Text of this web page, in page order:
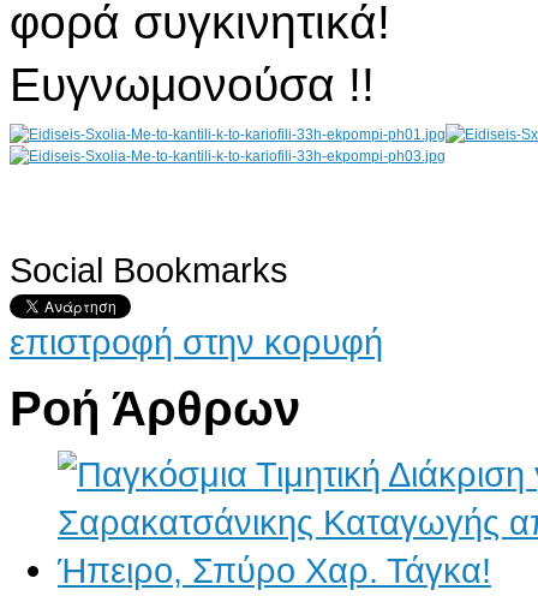
φορά συγκινητικά!
Ευγνωμονούσα !!
AdmirorGallery 4.5.0, author/s Vasiljevski& Kekeljevic
Social Bookmarks
επιστροφή στην κορυφή
Ροή Άρθρων